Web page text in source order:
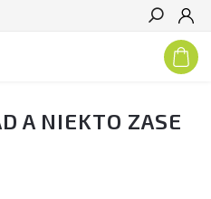
Hľadať
A NIEKTO ZASE